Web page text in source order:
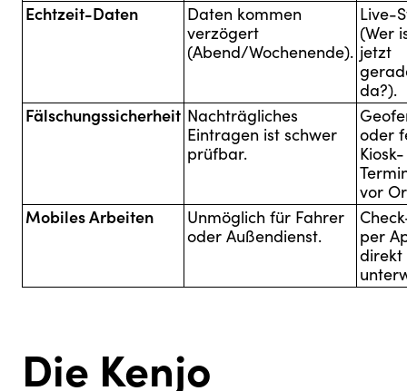
Echtzeit-Daten
Daten kommen
verzögert
(Abend/Wochenende).
Live-
(Wer
jetzt
da?).
Fälschungssicherheit Nachträgliches
Eintragen ist schwer
prüfbar.
oder
Kiosk-
vor
Mobiles Arbeiten
Unmöglich für Fahrer
oder Außendienst.
per
direkt
Die Kenjo